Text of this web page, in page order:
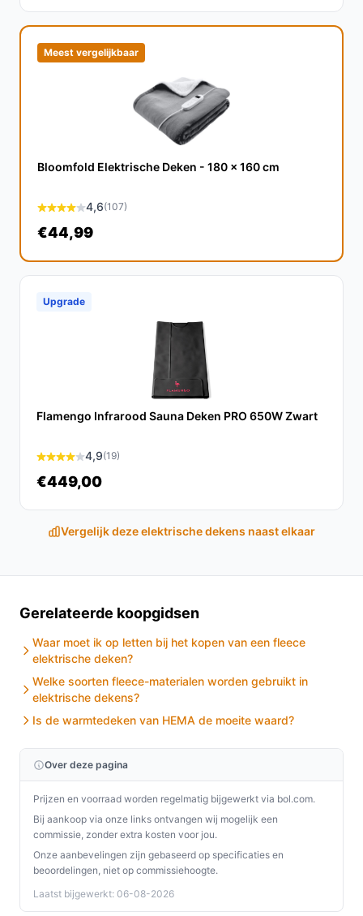
Veelgestelde vragen
Hoe lang gaat dit product mee?
Met goed onderhoud en regelmatig gebruik heeft de
Medisana HDW warmtedeken een levensduur van
Is dit geschikt voor gebruik op een bed?
onderdeken voor eenpersoonsbedden.
Wat zijn de belangrijkste verschillen met traditionele
dekens?
warmtedeken actieve verwarming, waardoor je altijd de
perfecte temperatuur kunt instellen.
Samenvattend is de Medisana HDW knuffel
warmtedeken de ideale keuze voor iedereen die op
praktische functies en veilige ontwerp is deze deken
een must-have in elk huishouden.
Ontdek alle specificaties en vergelijk prijzen op
besteelektrischedeken.nl. Kies bewust wat perfect
Meest vergelijkbaar
Bloomfold Elektrische Deken - 180 x 160 cm
4,6(107)
€44,99
Upgrade
Flamengo Infrarood Sauna Deken PRO 650W Zwart
4,9(19)
€449,00
Vergelijk deze elektrische dekens naast elkaar
Gerelateerde koopgidsen
Waar moet ik op letten bij het kopen van een fleece
elektrische deken?
Welke soorten fleece-materialen worden gebruikt in
elektrische dekens?
Is de warmtedeken van HEMA de moeite waard?
Over deze pagina
Prijzen en voorraad worden regelmatig bijgewerkt via bol.com.
Bij aankoop via onze links ontvangen wij mogelijk een
commissie, zonder extra kosten voor jou.
Onze aanbevelingen zijn gebaseerd op specificaties en
beoordelingen, niet op commissiehoogte.
Laatst bijgewerkt: 06-08-2026